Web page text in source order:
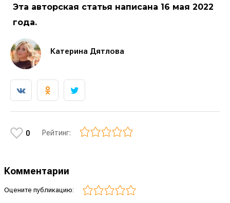
Эта авторская статья написана 16 мая 2022
года.
Катерина Дятлова
0 Рейтинг:
Комментарии
Оцените публикацию: